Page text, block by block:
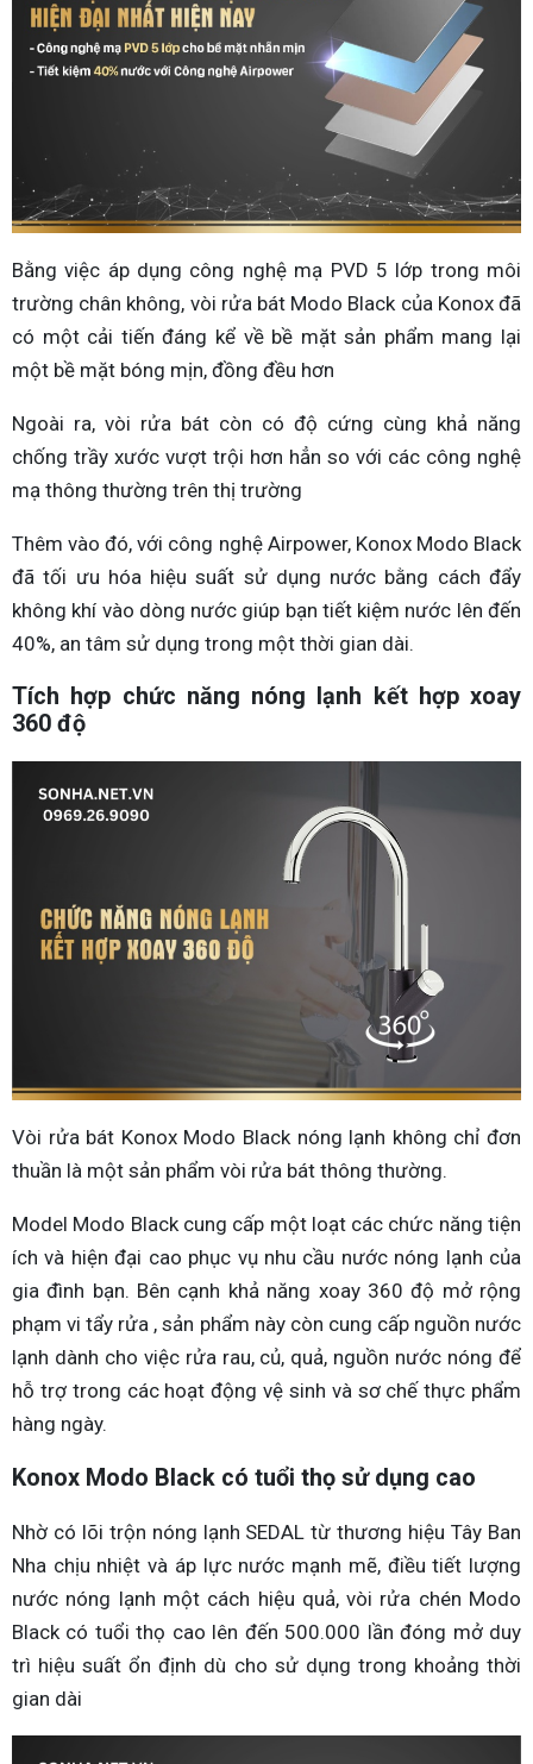
Bằng việc áp dụng công nghệ mạ PVD 5 lớp trong môi
trường chân không, vòi rửa bát Modo Black của Konox đã
có một cải tiến đáng kể về bề mặt sản phẩm mang lại
một bề mặt bóng mịn, đồng đều hơn
Ngoài ra, vòi rửa bát còn có độ cứng cùng khả năng
chống trầy xước vượt trội hơn hẳn so với các công nghệ
mạ thông thường trên thị trường
Thêm vào đó, với công nghệ Airpower, Konox Modo Black
đã tối ưu hóa hiệu suất sử dụng nước bằng cách đẩy
không khí vào dòng nước giúp bạn tiết kiệm nước lên đến
40%, an tâm sử dụng trong một thời gian dài.
Tích hợp chức năng nóng lạnh kết hợp xoay
360 độ
Vòi rửa bát Konox Modo Black nóng lạnh không chỉ đơn
thuần là một sản phẩm vòi rửa bát thông thường.
Model Modo Black cung cấp một loạt các chức năng tiện
ích và hiện đại cao phục vụ nhu cầu nước nóng lạnh của
gia đình bạn. Bên cạnh khả năng xoay 360 độ mở rộng
phạm vi tẩy rửa , sản phẩm này còn cung cấp nguồn nước
lạnh dành cho việc rửa rau, củ, quả, nguồn nước nóng để
hỗ trợ trong các hoạt động vệ sinh và sơ chế thực phẩm
hàng ngày.
Konox Modo Black có tuổi thọ sử dụng cao
Nhờ có lõi trộn nóng lạnh SEDAL từ thương hiệu Tây Ban
Nha chịu nhiệt và áp lực nước mạnh mẽ, điều tiết lượng
nước nóng lạnh một cách hiệu quả, vòi rửa chén Modo
Black có tuổi thọ cao lên đến 500.000 lần đóng mở duy
trì hiệu suất ổn định dù cho sử dụng trong khoảng thời
gian dài